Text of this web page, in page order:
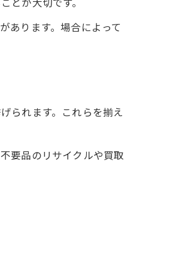
あります。場合によって
られます。これらを揃え
要品のリサイクルや買取